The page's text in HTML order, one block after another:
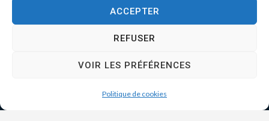
ACCEPTER
REFUSER
VOIR LES PRÉFÉRENCES
Politique de cookies